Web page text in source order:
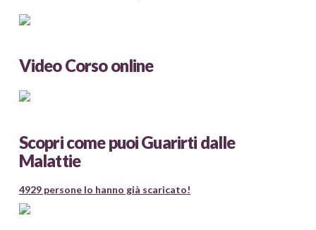
Video Corso online
Scopri come puoi Guarirti dalle
Malattie
4929 persone lo hanno già scaricato!